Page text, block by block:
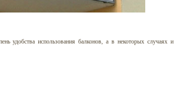
удобства использования балконов, а в некоторых случаях и